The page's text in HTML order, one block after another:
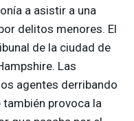
a asistir a una
delitos menores. El
de la ciudad de
Las
agentes derribando
provoca la